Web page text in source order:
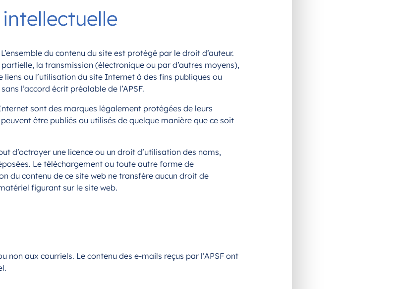
du contenu du site est protégé par le droit d’auteur.
la transmission (électronique ou par d’autres moyens),
ou l’utilisation du site Internet à des fins publiques ou
l’accord écrit préalable de l’APSF.
sont des marques légalement protégées de leurs
être publiés ou utilisés de quelque manière que ce soit
d’octroyer une licence ou un droit d’utilisation des noms,
Le téléchargement ou toute autre forme de
du contenu de ce site web ne transfère aucun droit de
figurant sur le site web.
non aux courriels. Le contenu des e-mails reçus par l’APSF ont